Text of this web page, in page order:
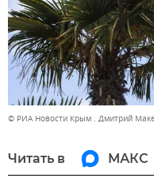
© РИА Новости Крым . Дмитрий
Читать в МАКС